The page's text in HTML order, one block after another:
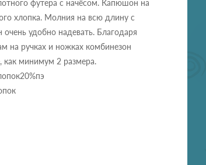
футера с начёсом. Капюшон на
хлопка. Молния на всю длину с
удобно надевать. Благодаря
на ручках и ножках комбинезон
как минимум 2 размера.